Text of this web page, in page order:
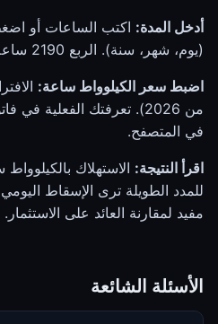
أدخل المدة: اكتب الساعات أو
(يوم، شهر، سنة). الربع 2190 ساعة، السنة 8760 ساعة.
اضبط سعر الكيلوواط ساعة:
من 2026). تعرفتك الفعلية
في المتصفح.
اقرأ النتيجة: الاستهلاك بالكيلوواط
للمدد الطويلة ترى الإسقاط
مفيد لمقارنة العائد على الاستثمار.
الأسئلة الشائعة